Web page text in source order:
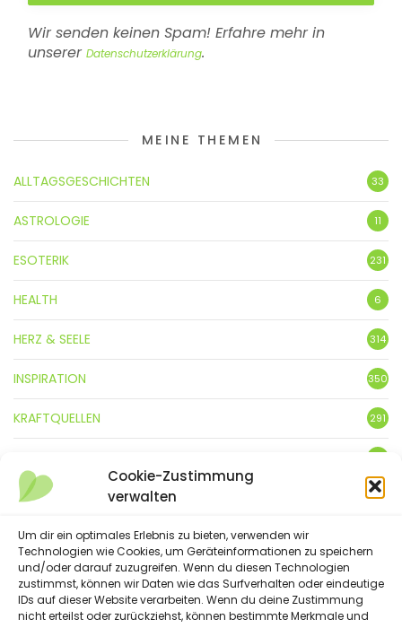
Cookie-Zustimmung
verwalten
Um dir ein optimales Erlebnis zu bieten, verwenden wir
Technologien wie Cookies, um Geräteinformationen zu speichern
und/oder darauf zuzugreifen. Wenn du diesen Technologien
zustimmst, können wir Daten wie das Surfverhalten oder eindeutige
IDs auf dieser Website verarbeiten. Wenn du deine Zustimmung
nicht erteilst oder zurückziehst, können bestimmte Merkmale und
Wir senden keinen Spam! Erfahre mehr in
unserer Datenschutzerklärung.
MEINE THEMEN
ALLTAGSGESCHICHTEN 33
ASTROLOGIE 11
ESOTERIK 231
HEALTH 6
HERZ & SEELE 314
INSPIRATION 350
KRAFTQUELLEN 291
LEBENSFREUDE 359
LIFESTYLE
NATUR
SPRÜCHE & GEDICHTE